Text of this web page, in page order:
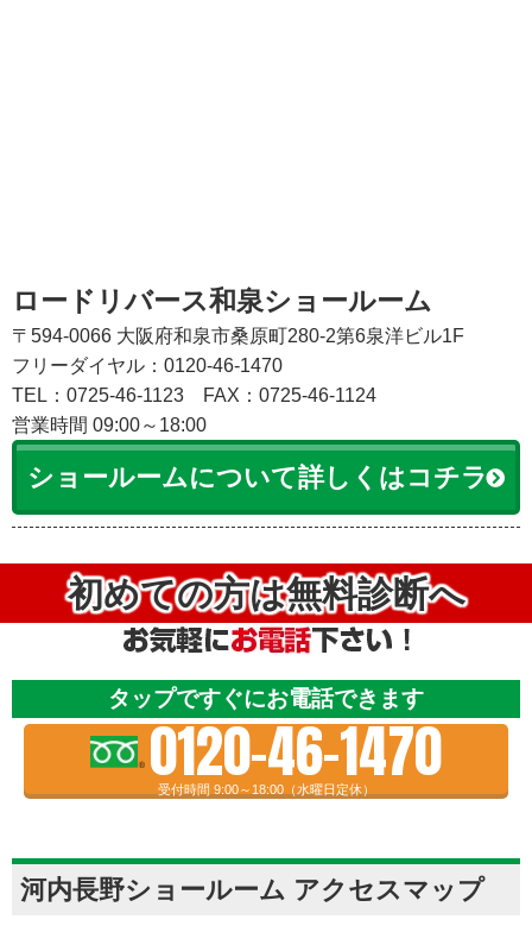
ロードリバース和泉ショールーム
〒594-0066 大阪府和泉市桑原町280-2第6泉洋ビル1F
フリーダイヤル：0120-46-1470
TEL：0725-46-1123
FAX：0725-46-1124
営業時間 09:00～18:00
ショールームについて詳しくはコチラ
初めての方は無料診断へ
タップですぐにお電話できます
0120-46-1470
受付時間 9:00～18:00（水曜日定休）
河内長野ショールーム アクセスマップ